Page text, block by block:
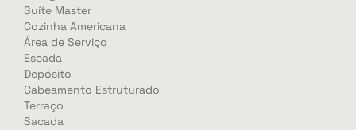
Suíte Master
Cozinha Americana
Área de Serviço
Escada
Depósito
Cabeamento Estruturado
Terraço
Sacada